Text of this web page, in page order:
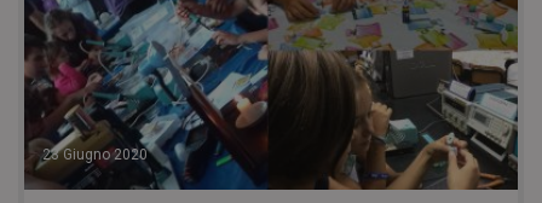
23 Giugno 2020